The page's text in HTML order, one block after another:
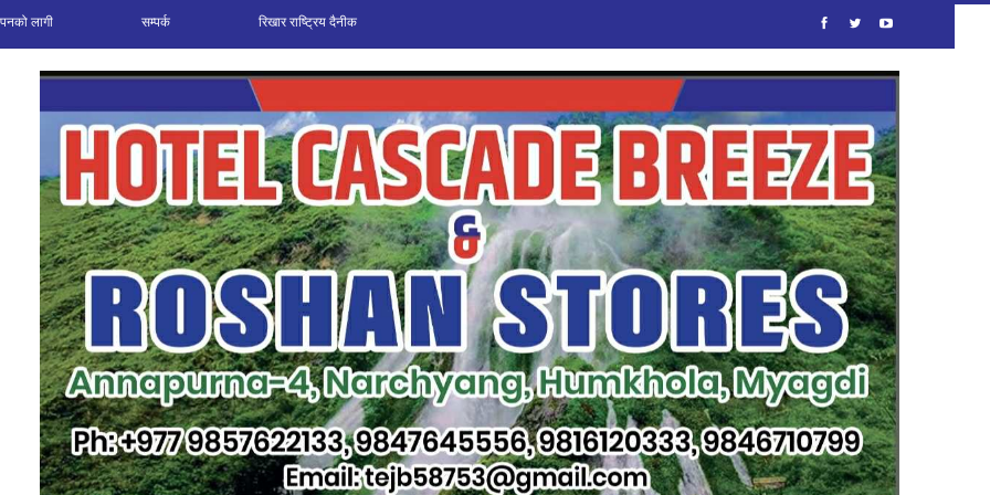
लागी सम्पर्क रिखार राष्ट्रिय दैनीक